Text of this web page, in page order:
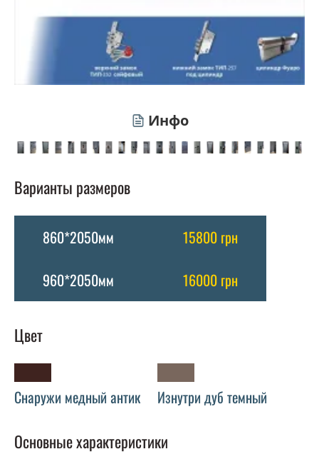
Инфо
Варианты размеров
860*2050мм
15800 грн
960*2050мм
16000 грн
Цвет
Снаружи медный антик Изнутри дуб темный
Основные характеристики